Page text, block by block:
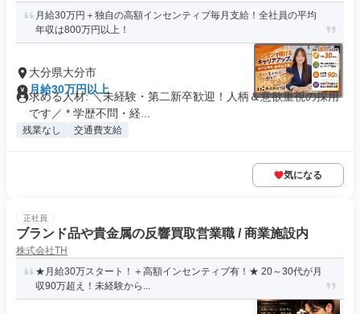
月給30万円＋独自の高額インセンティブ毎月支給！全社員の平均
年収は800万円以上！
大分県大分市
月給30万円以上
求める人材: ＼未経験・第二新卒歓迎！人柄＆意欲重視の採用
です／ * 学歴不問・経...
残業なし 交通費支給
気になる
正社員
ブランド品や貴金属の反響買取営業職 / 商業施設内
株式会社TH
★月給30万スタート！＋高額インセンティブ有！★ 20～30代が月
収90万超え！未経験から...